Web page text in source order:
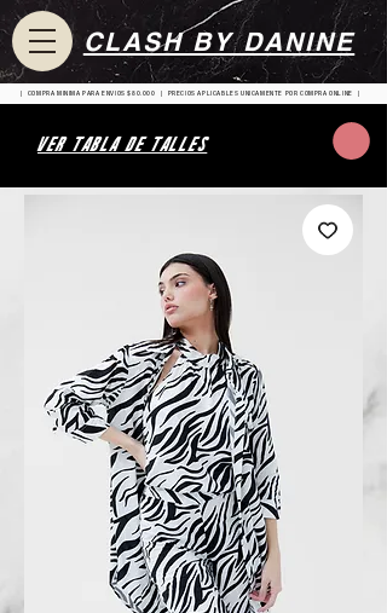
| COMPRA MINIMA PARA ENVIOS $80.000 | PRECIOS APLICABLES UNICAMENTE POR COMPRA ONLINE |
CLASH BY DANINE
VER TABLA DE TALLES